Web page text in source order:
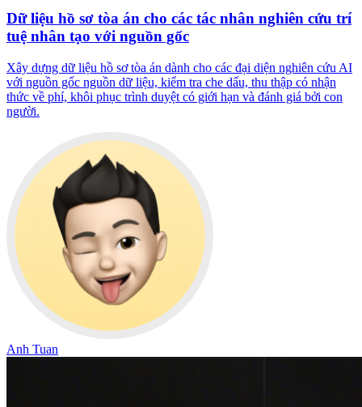
Dữ liệu hồ sơ tòa án cho các tác nhân nghiên cứu trí
tuệ nhân tạo với nguồn gốc
Xây dựng dữ liệu hồ sơ tòa án dành cho các đại diện nghiên cứu AI
với nguồn gốc nguồn dữ liệu, kiểm tra che dấu, thu thập có nhận
thức về phí, khôi phục trình duyệt có giới hạn và đánh giá bởi con
người.
Anh Tuan